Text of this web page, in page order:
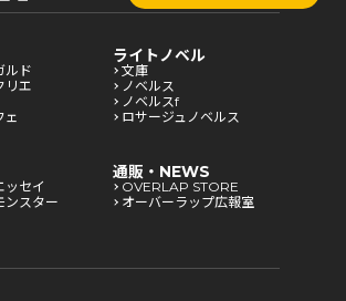
ルド
リエ
ェ
ライトノベル
文庫
ノベルス
ノベルスf
ロサージュノベルス
ッセイ
ンスター
通販・NEWS
OVERLAP STORE
オーバーラップ広報室